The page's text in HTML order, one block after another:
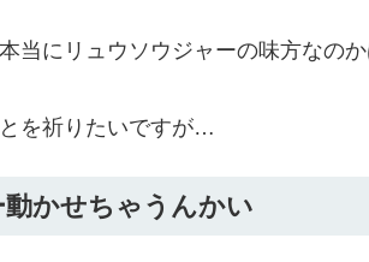
当にリュウソウジャーの味方なのか
を祈りたいですが…
かせちゃうんかい